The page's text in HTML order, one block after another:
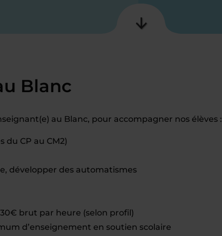
Blanc
au Blanc, pour accompagner nos élèves :
du CP au CM2)
développer des automatismes
brut par heure (selon profil)
d’enseignement en soutien scolaire